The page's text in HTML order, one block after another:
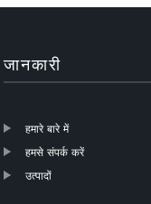
जानकारी
हमारे बारे में
हमसे संपर्क करें
उत्पादों